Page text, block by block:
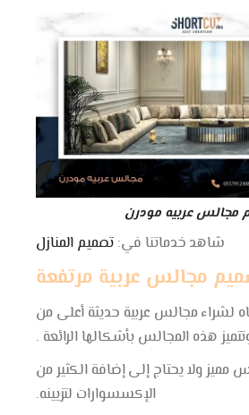
مجالس عربيه مودرن
شاهد خدماتنا في:تصميم المنازل
مجالس عربية مرتفعة
لشراء مجالس عربية حديثة أعلى من
هذه المجالس بأشكالها الرائعة .
ولا يحتاج إلى إضافة الكثير من
الإكسسوارات لتزيينه.